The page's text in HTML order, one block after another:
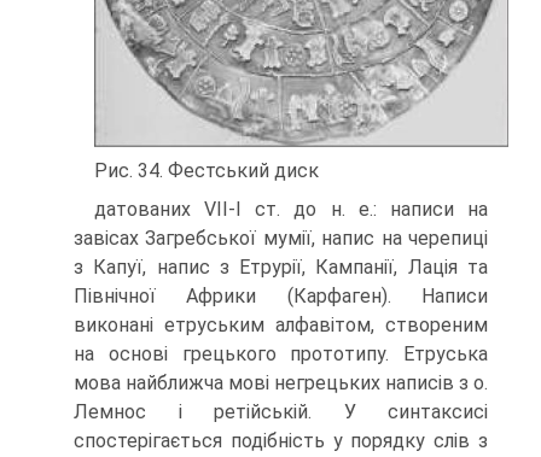
Рис. 34. Фестський диск
датованих VII-I ст. до н. е.: написи на
завісах Загребської мумії, напис на черепиці
з Капуї, напис з Етрурії, Кампанії, Лація та
Північної Афри­ки (Карфаген). Написи
виконані етруським алфавітом, створеним
на основі грецького прототипу. Етрусь­ка
мова найближча мові негрецьких написів з о.
Лемнос і ретійській. У синтаксисі
спостерігається подіб­ність у порядку слів з